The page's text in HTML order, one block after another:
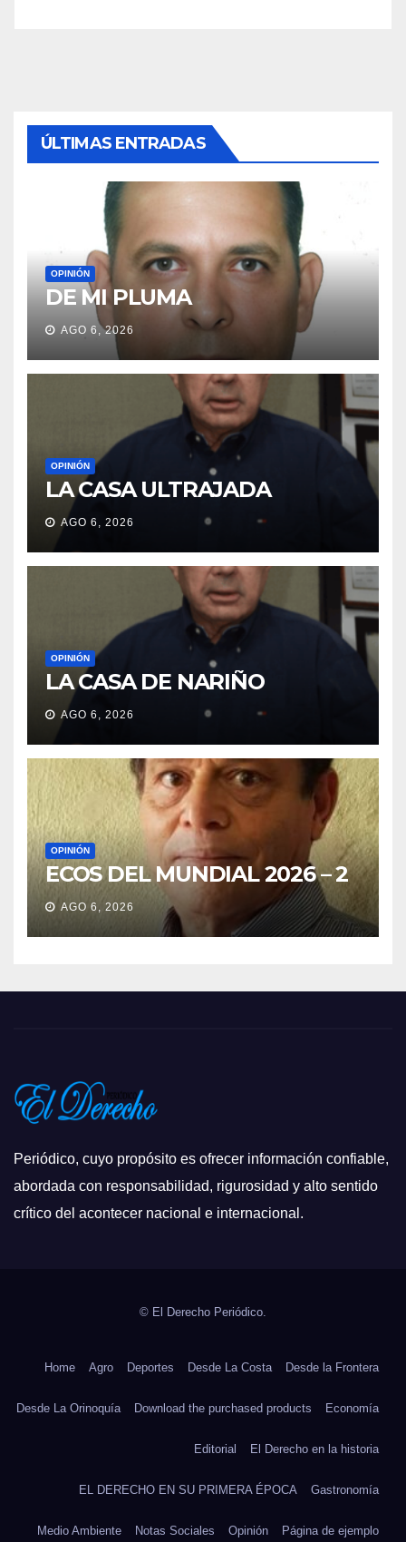
ÚLTIMAS ENTRADAS
OPINIÓN
DE MI PLUMA
AGO 6, 2026
OPINIÓN
LA CASA ULTRAJADA
AGO 6, 2026
OPINIÓN
LA CASA DE NARIÑO
AGO 6, 2026
OPINIÓN
ECOS DEL MUNDIAL 2026 – 2
AGO 6, 2026
Periódico, cuyo propósito es ofrecer información confiable,
abordada con responsabilidad, rigurosidad y alto sentido
crítico del acontecer nacional e internacional.
© El Derecho Periódico.
Home Agro Deportes Desde La Costa Desde la Frontera
Desde La Orinoquía Download the purchased products Economía
Editorial El Derecho en la historia
EL DERECHO EN SU PRIMERA ÉPOCA Gastronomía
Medio Ambiente Notas Sociales Opinión Página de ejemplo